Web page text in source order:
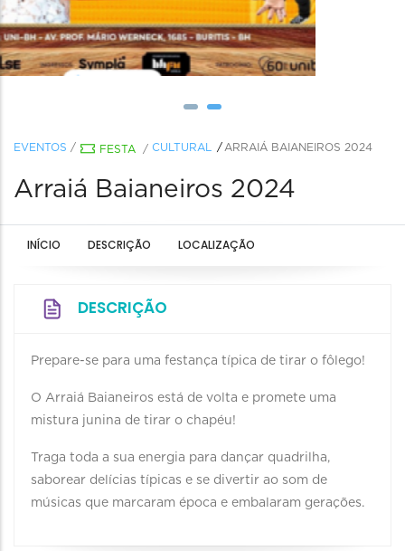
EVENTOS / FESTA / CULTURAL ARRAIÁ BAIANEIROS 2024
Arraiá Baianeiros 2024
INÍCIO DESCRIÇÃO LOCALIZAÇÃO
DESCRIÇÃO
Prepare-se para uma festança típica de tirar o fôlego!
O Arraiá Baianeiros está de volta e promete uma
mistura junina de tirar o chapéu!
Traga toda a sua energia para dançar quadrilha,
saborear delícias típicas e se divertir ao som de
músicas que marcaram época e embalaram gerações.